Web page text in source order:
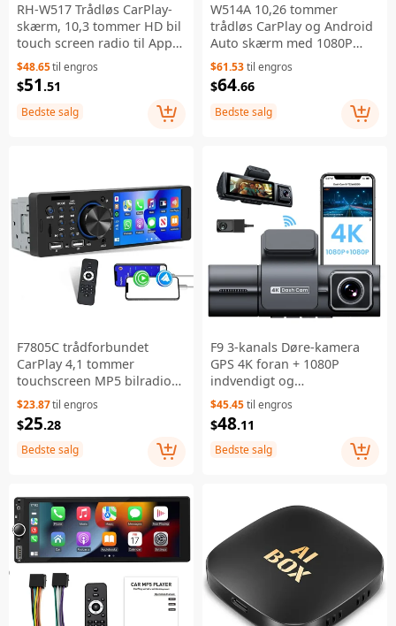
RH-W517 Trådløs CarPlay-
skærm, 10,3 tommer HD bil
touch screen radio til Apple
CarPlay / Android Auto FM-
transmitter
$48.65til engros
$51 .51
Bedste salg
W514A 10,26 tommer
trådløs CarPlay og Android
Auto skærm med 1080P
dual optagelse AHD backup
kamera
$61.53til engros
$64.66
Bedste salg
F7805C trådforbundet
CarPlay 4,1 tommer
touchscreen MP5 bilradio
Bluetooth SD AUX USB 7
farver lys
multimedieafspiller
$23.87til engros
$25.28
Bedste salg
F9 3-kanals Døre-kamera
GPS 4K foran + 1080P
indvendigt og
bagudrettede natte-syn bil-
kamera med understøttelse
af WiFi App-styring
$45.45til engros
$48.11
Bedste salg